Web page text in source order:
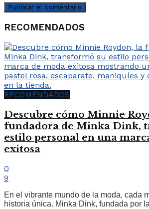
RECOMENDADOS
RECOMENDADOS
Descubre cómo Minnie
fundadora de Minka Dink,
estilo personal en una
exitosa
0
9
En el vibrante mundo de la moda, cada
historia única. Minka Dink, fundada por